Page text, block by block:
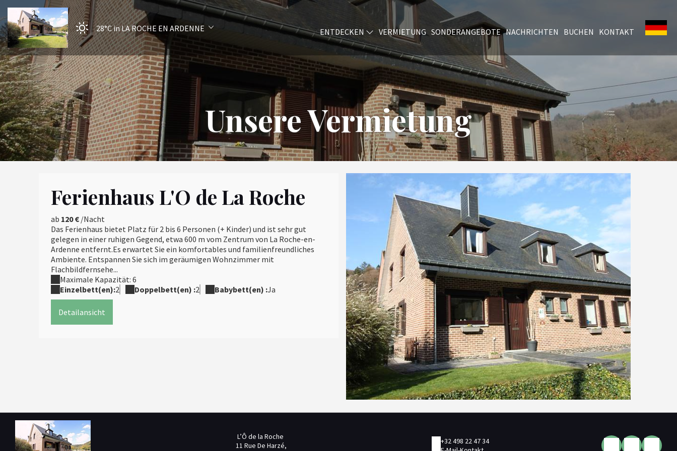
28°Cin LA ROCHE EN ARDENNE ENTDECKEN VERMIETUNG SONDERANGEBOTE NACHRICHTEN BUCHEN KONTAKT
Unsere Vermietung
Ferienhaus L'O de La Roche
ab 120 € /Nacht
Das Ferienhaus bietet Platz für 2 bis 6 Personen (+ Kinder) und ist sehr gut
gelegen in einer ruhigen Gegend, etwa 600 m vom Zentrum von La Roche-en-
Ardenne entfernt.Es erwartet Sie ein komfortables und familienfreundliches
Ambiente. Entspannen Sie sich im geräumigen Wohnzimmer mit
Flachbildfernsehe...
Maximale Kapazität: 6
Einzelbett(en):2 Doppelbett(en) :2 Babybett(en) :Ja
Detailansicht
L’Ô de la Roche
11 Rue De Harzé,
+32 498 22 47 34